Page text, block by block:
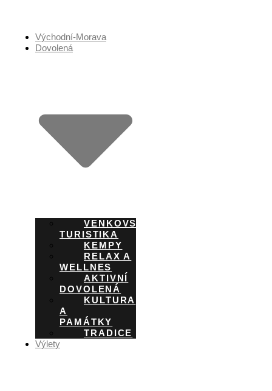
Východní-Morava
Dovolená
VENKOVSKÁ
TURISTIKA
KEMPY
RELAX A
WELLNES
AKTIVNÍ
DOVOLENÁ
KULTURA
A
PAMÁTKY
TRADICE
Výlety